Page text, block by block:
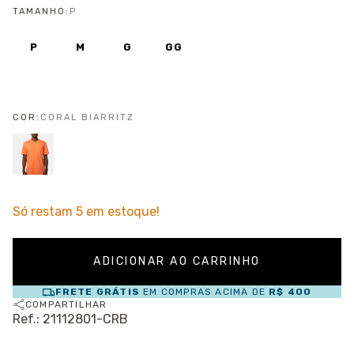
TAMANHO: P
P M G GG
COR: CORAL BIARRITZ
Só restam 5 em estoque!
FRETE GRÁTIS EM COMPRAS ACIMA DE R$ 400
COMPARTILHAR
Ref.: 21112801-CRB